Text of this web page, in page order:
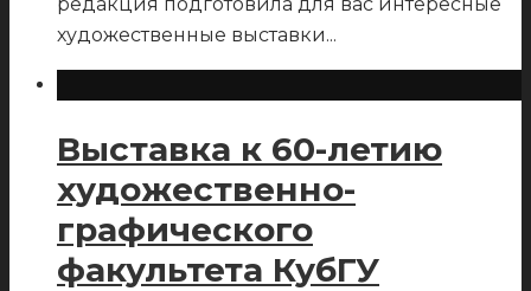
художественные выставки...
Выставка к 60-летию
художественно-
графического
факультета КубГУ